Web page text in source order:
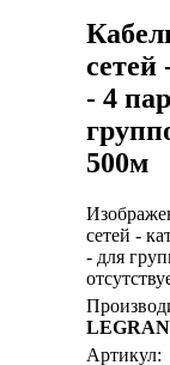
сетей
- 4
500м
сетей -
- для
Артикул: